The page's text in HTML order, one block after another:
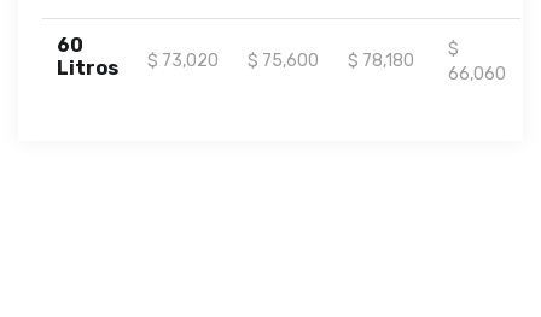
60
Litros
$ 73,020 $ 75,600 $ 78,180
$
66,060